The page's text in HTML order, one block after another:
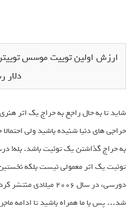
دلار
شاید تا به حال راجع به حراج یک اثر هنری
حراجی های دنیا شنیده باشید ولی
به حراج گذاشتن یک توئیت باشد. بله!
توئیت یک اثر معمولی نیست بلکه
دورسی، در سال 2006
شد… پس با ما همراه باشید تا ادامه